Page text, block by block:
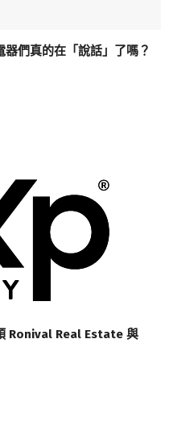
們真的在「說話」了嗎？
Ronival Real Estate 與